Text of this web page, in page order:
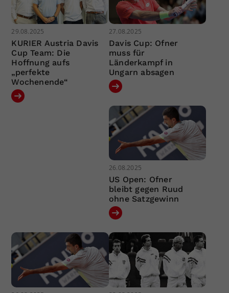
29.08.2025
KURIER Austria Davis
Cup Team: Die
Hoffnung aufs
„perfekte
Wochenende“
27.08.2025
Davis Cup: Ofner
muss für
Länderkampf in
Ungarn absagen
26.08.2025
US Open: Ofner
bleibt gegen Ruud
ohne Satzgewinn